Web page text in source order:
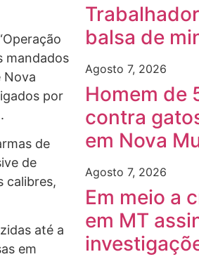
mandados
Nova
por
de
de
calibres,
até a
em
balsa de
Agosto 7, 2026
Homem de
contra
em Nova
Agosto 7, 2026
Em meio a
em MT